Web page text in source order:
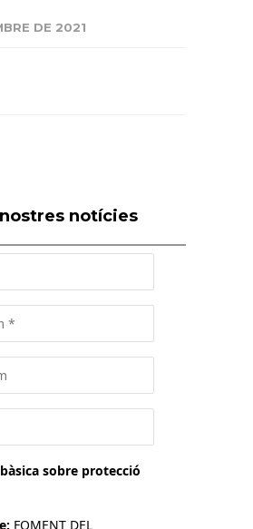
DE 2021
notícies
sobre protecció
FOMENT DEL